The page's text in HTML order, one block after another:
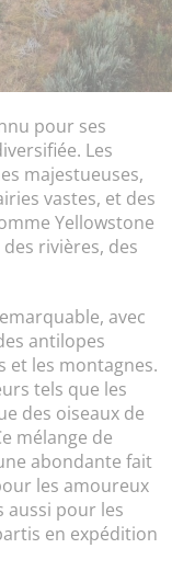
pour ses
Les
majestueuses,
vastes, et des
Yellowstone
rivières, des
avec
antilopes
et les montagnes.
tels que les
des oiseaux de
mélange de
abondante fait
les amoureux
aussi pour les
en expédition